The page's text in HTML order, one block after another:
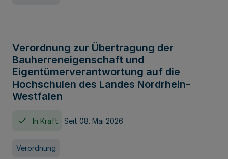
Verordnung zur Übertragung der
Bauherreneigenschaft und
Eigentümerverantwortung auf die
Hochschulen des Landes Nordrhein-
Westfalen
In Kraft Seit 08. Mai 2026
Verordnung